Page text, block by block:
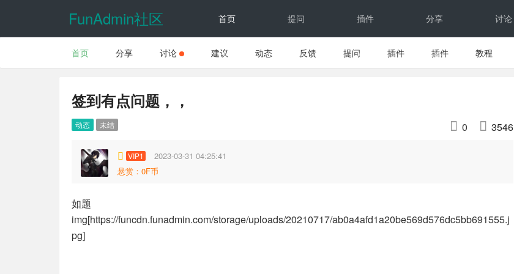
FunAdmin社区 首页 提问 插件 分享 讨论
动态 反馈 文档 下载
首页 分享 讨论 建议 动态 反馈 提问 插件 插件 教程
签到有点问题，，
动态 未结  0  3546
VIP1
2023-03-31 04:25:41
悬赏：0F币
如题
img[https://funcdn.funadmin.com/storage/uploads/20210717/ab0a4afd1a20be569d576dc5bb691555.j
pg]